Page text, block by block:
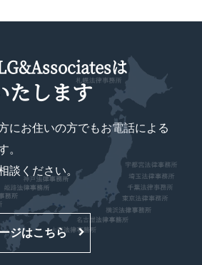
は
たします
にお住いの方でもお電話による
。
談ください。
ジはこちら